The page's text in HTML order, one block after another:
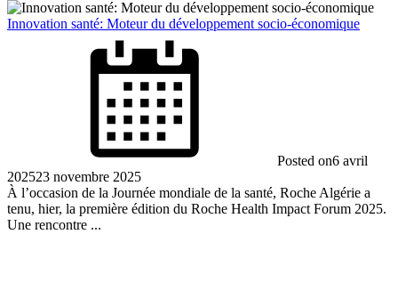
Innovation santé: Moteur du développement socio-économique
Posted on6 avril
202523 novembre 2025
À l’occasion de la Journée mondiale de la santé, Roche Algérie a
tenu, hier, la première édition du Roche Health Impact Forum 2025.
Une rencontre ...